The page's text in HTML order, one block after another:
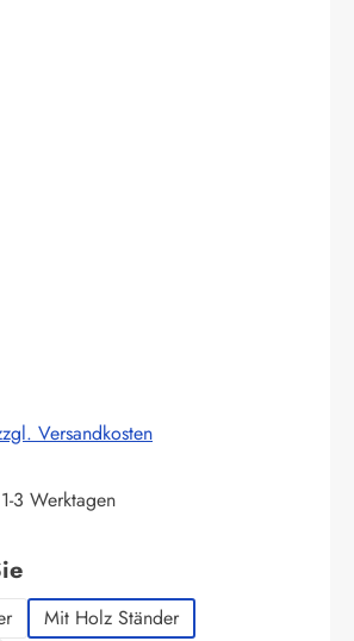
Versandkosten
3 Werktagen
auswählen
Mit Holz Ständer